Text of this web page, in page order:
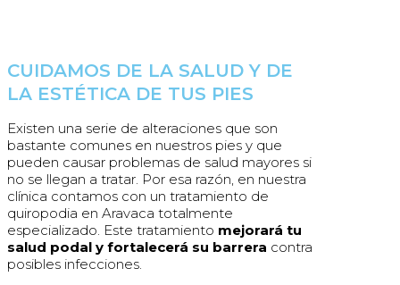
CUIDAMOS DE LA SALUD Y DE
LA ESTÉTICA DE TUS PIES
Existen una serie de alteraciones que son
bastante comunes en nuestros pies y que
pueden causar problemas de salud mayores si
no se llegan a tratar. Por esa razón, en nuestra
clínica contamos con un tratamiento de
quiropodia en Aravaca totalmente
especializado. Este tratamiento mejorará tu
salud podal y fortalecerá su barrera contra
posibles infecciones.